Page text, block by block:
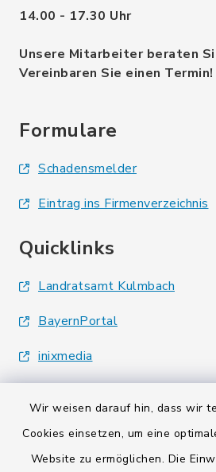
Wir weisen darauf hin, dass wir
Cookies einsetzen, um eine
Website zu ermöglichen. Die
14.00 - 17.30 Uhr
Unsere Mitarbeiter beraten
Vereinbaren Sie einen Termin!
Formulare
Schadensmelder
Eintrag ins Firmenverzeichnis
Quicklinks
Landratsamt Kulmbach
BayernPortal
inixmedia